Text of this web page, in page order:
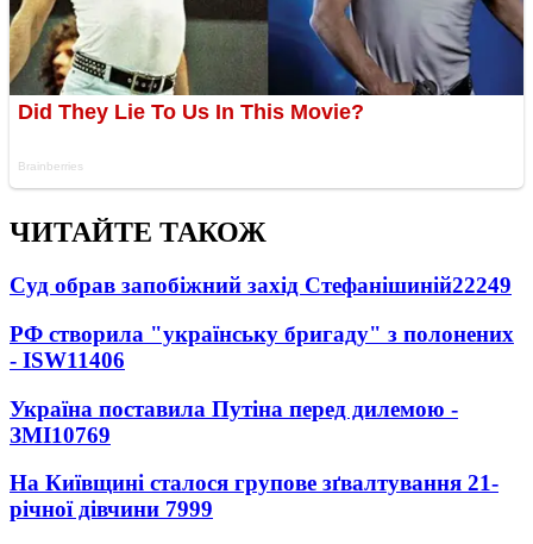
ЧИТАЙТЕ ТАКОЖ
Суд обрав запобіжний захід Стефанішиній22249
РФ створила "українську бригаду" з полонених
- ISW11406
Україна поставила Путіна перед дилемою -
ЗМІ10769
На Київщині сталося групове зґвалтування 21-
річної дівчини 7999